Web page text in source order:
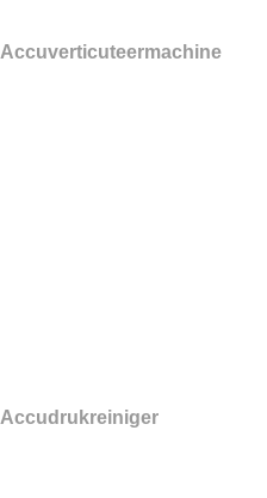
Accuverticuteermachine
Accudrukreiniger